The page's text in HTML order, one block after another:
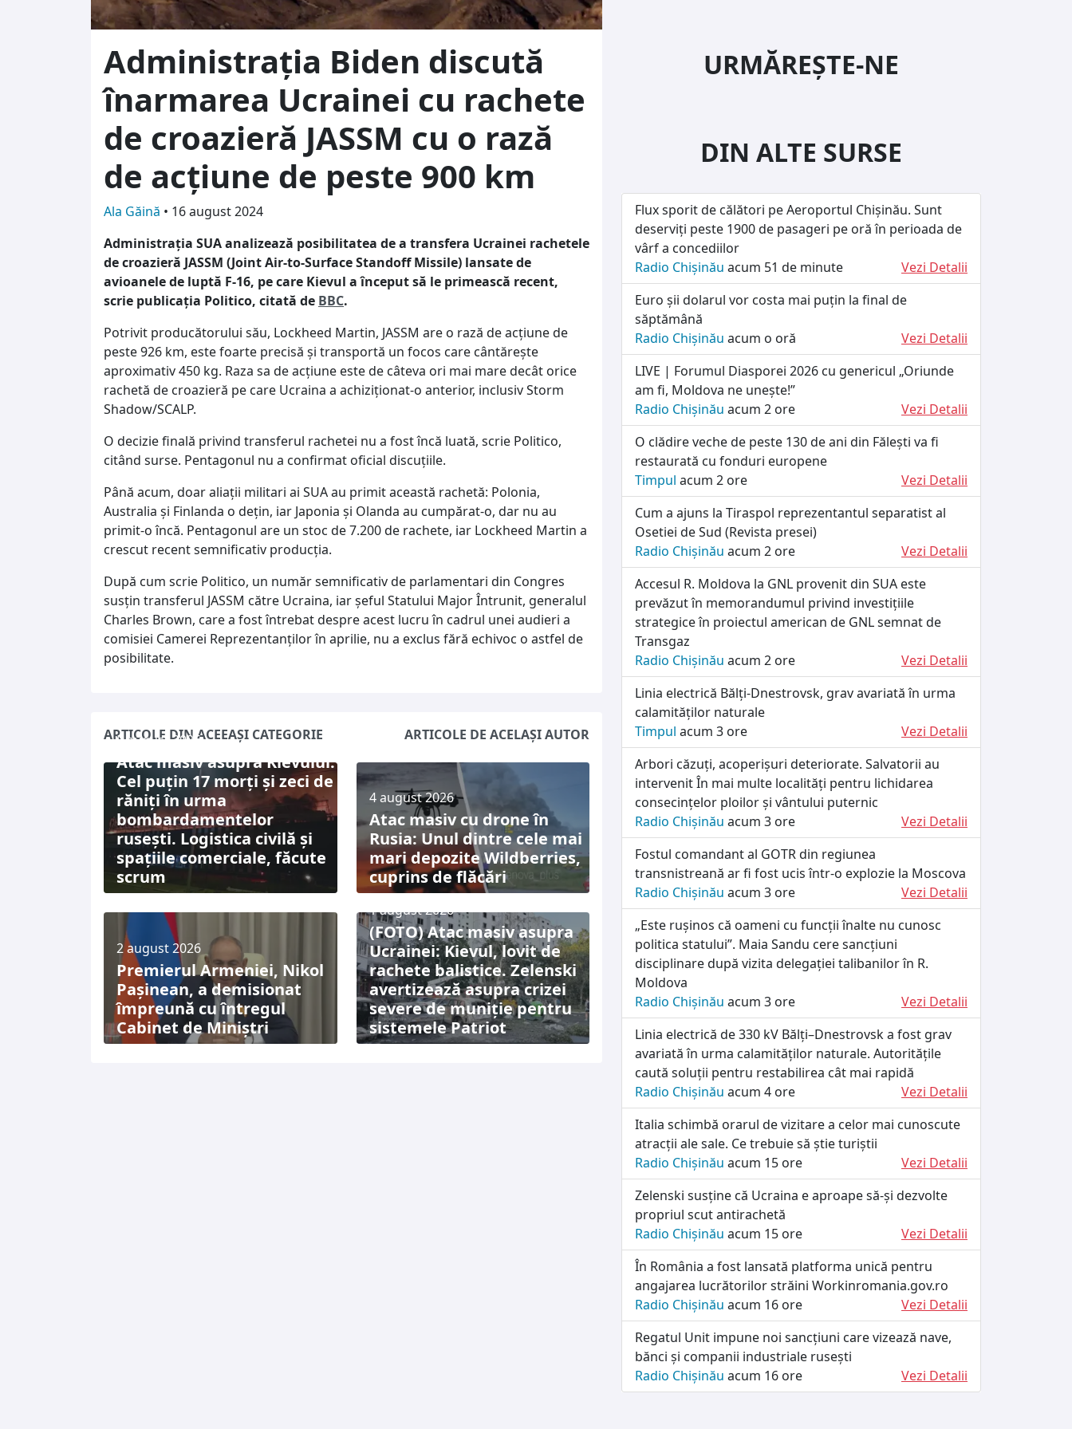
Administrația Biden discută
înarmarea Ucrainei cu rachete
de croazieră JASSM cu o rază
de acțiune de peste 900 km
Ala Găină • 16 august 2024
Administrația SUA analizează posibilitatea de a transfera Ucrainei rachetele
de croazieră JASSM (Joint Air-to-Surface Standoff Missile) lansate de
avioanele de luptă F-16, pe care Kievul a început să le primească recent,
scrie publicația Politico, citată de BBC.
Potrivit producătorului său, Lockheed Martin, JASSM are o rază de acțiune de
peste 926 km, este foarte precisă și transportă un focos care cântărește
aproximativ 450 kg. Raza sa de acțiune este de câteva ori mai mare decât orice
rachetă de croazieră pe care Ucraina a achiziționat-o anterior, inclusiv Storm
Shadow/SCALP.
O decizie finală privind transferul rachetei nu a fost încă luată, scrie Politico,
citând surse. Pentagonul nu a confirmat oficial discuțiile.
Până acum, doar aliații militari ai SUA au primit această rachetă: Polonia,
Australia și Finlanda o dețin, iar Japonia și Olanda au cumpărat-o, dar nu au
primit-o încă. Pentagonul are un stoc de 7.200 de rachete, iar Lockheed Martin a
crescut recent semnificativ producția.
După cum scrie Politico, un număr semnificativ de parlamentari din Congres
susțin transferul JASSM către Ucraina, iar șeful Statului Major Întrunit, generalul
Charles Brown, care a fost întrebat despre acest lucru în cadrul unei audieri a
comisiei Camerei Reprezentanților în aprilie, nu a exclus fără echivoc o astfel de
posibilitate.
ARTICOLE DIN ACEEAȘI CATEGORIE ARTICOLE DE ACELAȘI AUTOR
5 august 2026
Atac masiv asupra Kievului:
Cel puțin 17 morți și zeci de
răniți în urma
bombardamentelor
rusești. Logistica civilă și
spațiile comerciale, făcute
scrum
4 august 2026
Atac masiv cu drone în
Rusia: Unul dintre cele mai
mari depozite Wildberries,
cuprins de flăcări
2 august 2026
Premierul Armeniei, Nikol
Pașinean, a demisionat
împreună cu întregul
Cabinet de Miniștri
1 august 2026
(FOTO) Atac masiv asupra
Ucrainei: Kievul, lovit de
rachete balistice. Zelenski
avertizează asupra crizei
severe de muniție pentru
sistemele Patriot
URMĂREȘTE-NE
DIN ALTE SURSE
Flux sporit de călători pe Aeroportul Chișinău. Sunt
deserviți peste 1900 de pasageri pe oră în perioada de
vârf a concediilor
Radio Chișinău acum 51 de minute
Vezi Detalii
Euro șii dolarul vor costa mai puțin la final de
săptămână
Radio Chișinău acum o oră
Vezi Detalii
LIVE | Forumul Diasporei 2026 cu genericul „Oriunde
am fi, Moldova ne unește!”
Radio Chișinău acum 2 ore
Vezi Detalii
O clădire veche de peste 130 de ani din Fălești va fi
restaurată cu fonduri europene
Timpul acum 2 ore
Vezi Detalii
Cum a ajuns la Tiraspol reprezentantul separatist al
Osetiei de Sud (Revista presei)
Radio Chișinău acum 2 ore
Vezi Detalii
Accesul R. Moldova la GNL provenit din SUA este
prevăzut în memorandumul privind investițiile
strategice în proiectul american de GNL semnat de
Transgaz
Radio Chișinău acum 2 ore
Vezi Detalii
Linia electrică Bălți-Dnestrovsk, grav avariată în urma
calamităților naturale
Timpul acum 3 ore
Vezi Detalii
Arbori căzuți, acoperișuri deteriorate. Salvatorii au
intervenit În mai multe localități pentru lichidarea
consecințelor ploilor și vântului puternic
Radio Chișinău acum 3 ore
Vezi Detalii
Fostul comandant al GOTR din regiunea
transnistreană ar fi fost ucis într-o explozie la Moscova
Radio Chișinău acum 3 ore
Vezi Detalii
„Este rușinos că oameni cu funcții înalte nu cunosc
politica statului”. Maia Sandu cere sancțiuni
disciplinare după vizita delegației talibanilor în R.
Moldova
Radio Chișinău acum 3 ore
Vezi Detalii
Linia electrică de 330 kV Bălți–Dnestrovsk a fost grav
avariată în urma calamităților naturale. Autoritățile
caută soluții pentru restabilirea cât mai rapidă
Radio Chișinău acum 4 ore
Vezi Detalii
Italia schimbă orarul de vizitare a celor mai cunoscute
atracții ale sale. Ce trebuie să știe turiștii
Radio Chișinău acum 15 ore
Vezi Detalii
Zelenski susține că Ucraina e aproape să-și dezvolte
propriul scut antirachetă
Radio Chișinău acum 15 ore
Vezi Detalii
În România a fost lansată platforma unică pentru
angajarea lucrătorilor străini Workinromania.gov.ro
Radio Chișinău acum 16 ore
Vezi Detalii
Regatul Unit impune noi sancțiuni care vizează nave,
bănci și companii industriale rusești
Radio Chișinău acum 16 ore Vezi Detalii